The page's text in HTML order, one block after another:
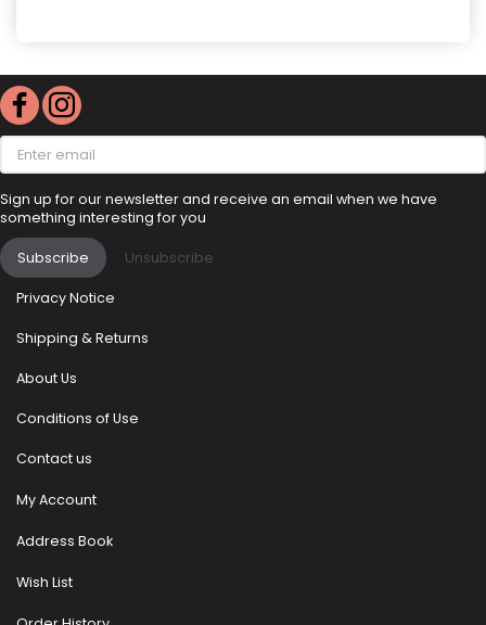
Enter
email
Sign up for our newsletter and receive an email when we have
something interesting for you
Subscribe Unsubscribe
Privacy Notice
Shipping & Returns
About Us
Conditions of Use
Contact us
My Account
Address Book
Wish List